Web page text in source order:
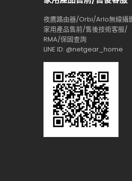
夜鷹路由器/Orbi/Arlo無線攝
家用產品售前/售後技術客服/
RMA/保固查詢
LINE ID: @netgear_home